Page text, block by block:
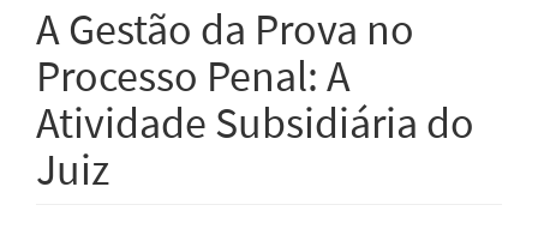
A Gestão da Prova no
Processo Penal: A
Atividade Subsidiária do
Juiz